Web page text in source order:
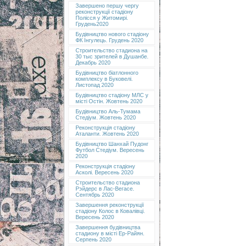
Завершено першу чергу
реконструкції стадіону
Полісся у Житомирі.
Грудень2020
Будівництво нового стадіону
ФК Інгулець. Грудень 2020
Строительство стадиона на
30 тыс зрителей в Душанбе.
Декабрь 2020
Будівництво біатлонного
комплексу в Буковелі.
Листопад 2020
Будівництво стадіону МЛС у
місті Остін. Жовтень 2020
Будівництво Аль-Тумама
Стедіум. Жовтень 2020
Реконструкція стадіону
Аталанти. Жовтень 2020
Будівництво Шанхай Пудонг
Футбол Стедіум. Вересень
2020
Реконструкція стадіону
Асколі. Вересень 2020
Строительство стадиона
Рэйдерс в Лас-Вегасе.
Сентябрь 2020
Завершення реконструкції
стадіону Колос в Ковалівці.
Вересень 2020
Завершення будівництва
стадиону в місті Ер-Райян.
Серпень 2020